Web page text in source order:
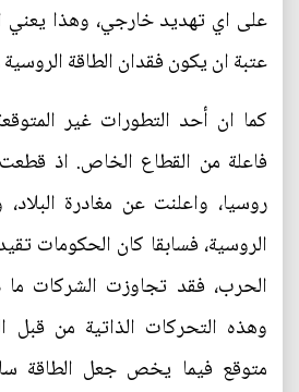
على اي تهديد خارجي، وهذا يعني
عتبة ان يكون فقدان الطاقة الروسية
كما ان أحد التطورات غير
فاعلة من القطاع الخاص. اذ
روسيا، واعلنت عن مغادرة
الروسية، فسابقا كان الحكومات
الحرب، فقد تجاوزت الشركات
وهذه التحركات الذاتية من
متوقع فيما يخص جعل الطاقة